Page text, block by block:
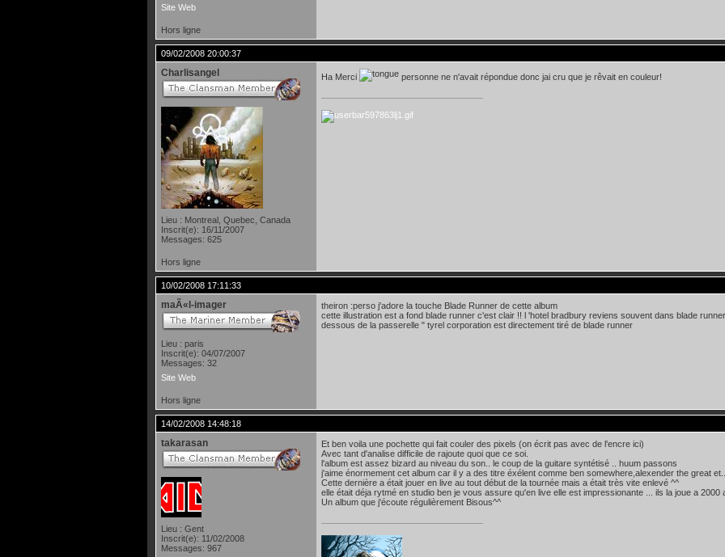
Site Web
Hors ligne
09/02/2008 20:00:37
Charlisangel
Lieu : Montreal, Quebec, Canada
Inscrit(e): 16/11/2007
Messages: 625
Ha Merci personne ne n'avait répondue donc jai cru que je rêvait en couleur!
Hors ligne
10/02/2008 17:11:33
maÃ«l-imager
Lieu : paris
Inscrit(e): 04/07/2007
Messages: 32
Site Web
theiron :perso j'adore la touche Blade Runner de cette album
cette illustration est a fond blade runner c'est clair !! l 'hotel bradbury reviens souvent dans blade
dessous de la passerelle " tyrel corporation est directement tiré de blade runner
Hors ligne
14/02/2008 14:48:18
takarasan
Lieu : Gent
Inscrit(e): 11/02/2008
Messages: 967
Et ben voila une pochette qui fait couler des pixels (on écrit pas avec de l'encre ici)
Avec tant d'analise difficile de rajoute quoi que ce soi.
l'album est assez bizard au niveau du son.. le coup de la guitare syntétisé .. huum passons
j'aime énormement cet album car il y a des titre éxélent comme ben somewhere,alexender the great
Cette dernière a était jouer en live au tout début de la tournée mais a était très vite enlevé ^^
elle était déja rytmé en studio ben je vous assure qu'en live elle est impressionante ... ils la joue a 2000
Un album que j'écoute régulièrement Bisous^^